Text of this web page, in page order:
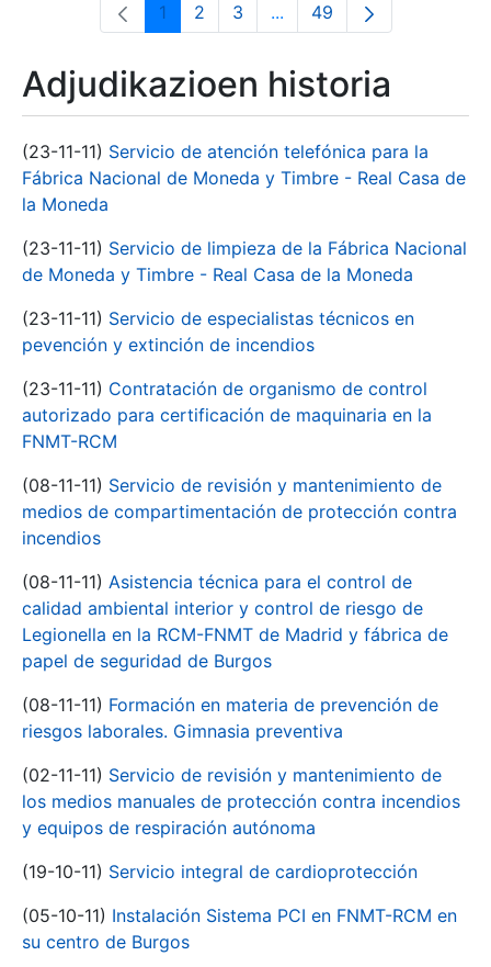
Orrialdea
1 Orrialdea
2 Orrialdea
3 ...Intermediate Pages Use
Orrialdea
49
Adjudikazioen historia
(23-11-11) Servicio de atención telefónica para la
Fábrica Nacional de Moneda y Timbre - Real Casa de
la Moneda
(23-11-11) Servicio de limpieza de la Fábrica Nacional
de Moneda y Timbre - Real Casa de la Moneda
(23-11-11) Servicio de especialistas técnicos en
pevención y extinción de incendios
(23-11-11) Contratación de organismo de control
autorizado para certificación de maquinaria en la
FNMT-RCM
(08-11-11) Servicio de revisión y mantenimiento de
medios de compartimentación de protección contra
incendios
(08-11-11) Asistencia técnica para el control de
calidad ambiental interior y control de riesgo de
Legionella en la RCM-FNMT de Madrid y fábrica de
papel de seguridad de Burgos
(08-11-11) Formación en materia de prevención de
riesgos laborales. Gimnasia preventiva
(02-11-11) Servicio de revisión y mantenimiento de
los medios manuales de protección contra incendios
y equipos de respiración autónoma
(19-10-11) Servicio integral de cardioprotección
(05-10-11) Instalación Sistema PCI en FNMT-RCM en
su centro de Burgos